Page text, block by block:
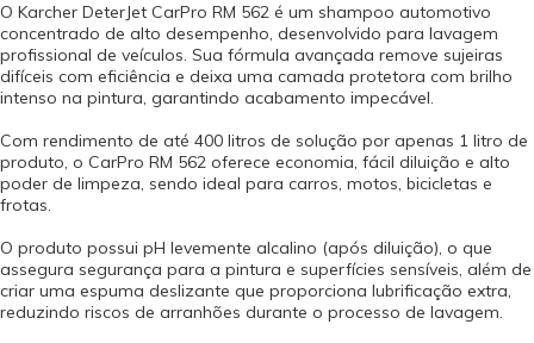
O Karcher DeterJet CarPro RM 562 é um shampoo automotivo
concentrado de alto desempenho, desenvolvido para lavagem
profissional de veículos. Sua fórmula avançada remove sujeiras
difíceis com eficiência e deixa uma camada protetora com brilho
intenso na pintura, garantindo acabamento impecável.
Com rendimento de até 400 litros de solução por apenas 1 litro de
produto, o CarPro RM 562 oferece economia, fácil diluição e alto
poder de limpeza, sendo ideal para carros, motos, bicicletas e
frotas.
O produto possui pH levemente alcalino (após diluição), o que
assegura segurança para a pintura e superfícies sensíveis, além de
criar uma espuma deslizante que proporciona lubrificação extra,
reduzindo riscos de arranhões durante o processo de lavagem.